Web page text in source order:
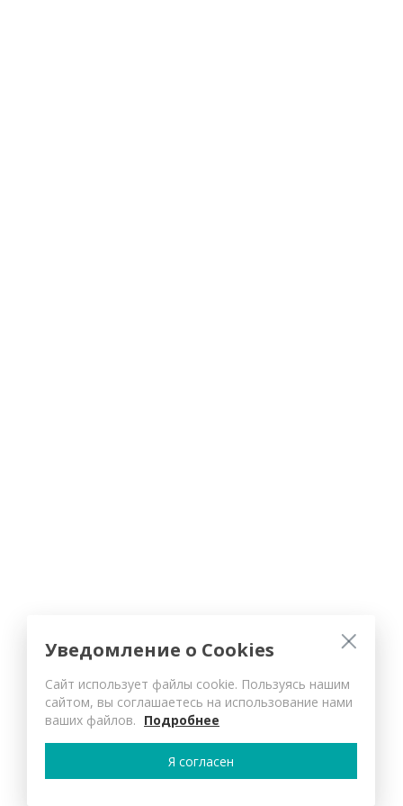
Уведомление о Cookies
Сайт использует файлы cookie. Пользуясь нашим
сайтом, вы соглашаетесь на использование нами
ваших файлов. Подробнее
Я согласен